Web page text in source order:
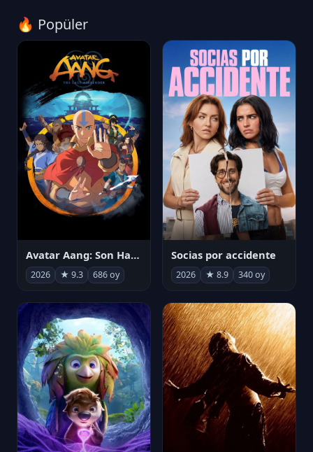
🔥 Popüler
Avatar Aang: Son Havabükücü
2026 ★ 9.3 686 oy
Socias por accidente
2026 ★ 8.9 340 oy